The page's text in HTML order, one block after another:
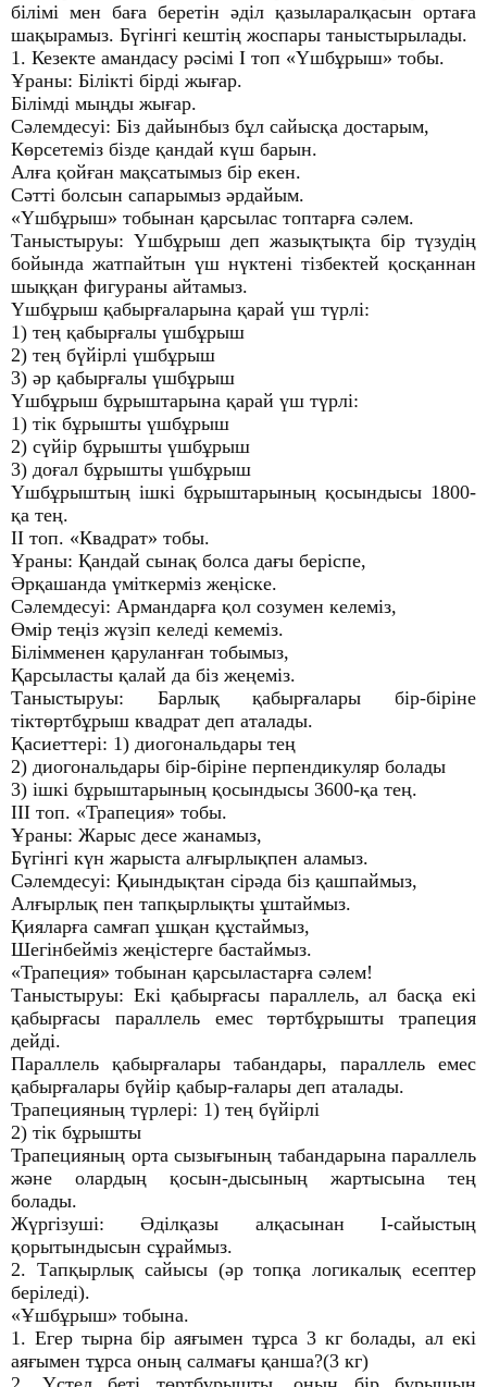
білімі мен баға беретін әділ қазыларалқасын ортаға
шақырамыз. Бүгінгі кештің жоспары таныстырылады.
1. Кезекте амандасу рәсімі І топ «Үшбұрыш» тобы.
Ұраны: Білікті бірді жығар.
Білімді мыңды жығар.
Сәлемдесуі: Біз дайынбыз бұл сайысқа достарым,
Көрсетеміз бізде қандай күш барын.
Алға қойған мақсатымыз бір екен.
Сәтті болсын сапарымыз әрдайым.
«Үшбұрыш» тобынан қарсылас топтарға сәлем.
Таныстыруы: Үшбұрыш деп жазықтықта бір түзудің
бойында жатпайтын үш нүктені тізбектей қосқаннан
шыққан фигураны айтамыз.
Үшбұрыш қабырғаларына қарай үш түрлі:
1) тең қабырғалы үшбұрыш
2) тең бүйірлі үшбұрыш
3) әр қабырғалы үшбұрыш
Үшбұрыш бұрыштарына қарай үш түрлі:
1) тік бұрышты үшбұрыш
2) сүйір бұрышты үшбұрыш
3) доғал бұрышты үшбұрыш
Үшбұрыштың ішкі бұрыштарының қосындысы 1800-
қа тең.
ІІ топ. «Квадрат» тобы.
Ұраны: Қандай сынақ болса дағы беріспе,
Әрқашанда үміткерміз жеңіске.
Сәлемдесуі: Армандарға қол созумен келеміз,
Өмір теңіз жүзіп келеді кемеміз.
Білімменен қаруланған тобымыз,
Қарсыласты қалай да біз жеңеміз.
Таныстыруы: Барлық қабырғалары бір-біріне
тіктөртбұрыш квадрат деп аталады.
Қасиеттері: 1) диогональдары тең
2) диогональдары бір-біріне перпендикуляр болады
3) ішкі бұрыштарының қосындысы 3600-қа тең.
ІІІ топ. «Трапеция» тобы.
Ұраны: Жарыс десе жанамыз,
Бүгінгі күн жарыста алғырлықпен аламыз.
Сәлемдесуі: Қиындықтан сірәда біз қашпаймыз,
Алғырлық пен тапқырлықты ұштаймыз.
Қияларға самғап ұшқан құстаймыз,
Шегінбейміз жеңістерге бастаймыз.
«Трапеция» тобынан қарсыластарға сәлем!
Таныстыруы: Екі қабырғасы параллель, ал басқа екі
қабырғасы параллель емес төртбұрышты трапеция
дейді.
Параллель қабырғалары табандары, параллель емес
қабырғалары бүйір қабыр-ғалары деп аталады.
Трапецияның түрлері: 1) тең бүйірлі
2) тік бұрышты
Трапецияның орта сызығының табандарына параллель
және олардың қосын-дысының жартысына тең
болады.
Жүргізуші: Әділқазы алқасынан І-сайыстың
қорытындысын сұраймыз.
2. Тапқырлық сайысы (әр топқа логикалық есептер
беріледі).
«Ұшбұрыш» тобына.
1. Егер тырна бір аяғымен тұрса 3 кг болады, ал екі
аяғымен тұрса оның салмағы қанша?(3 кг)